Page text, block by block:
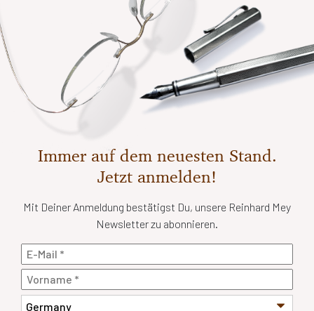
Immer auf dem neuesten Stand.
Jetzt anmelden!
Mit Deiner Anmeldung bestätigst Du, unsere Reinhard Mey
Newsletter zu abonnieren.